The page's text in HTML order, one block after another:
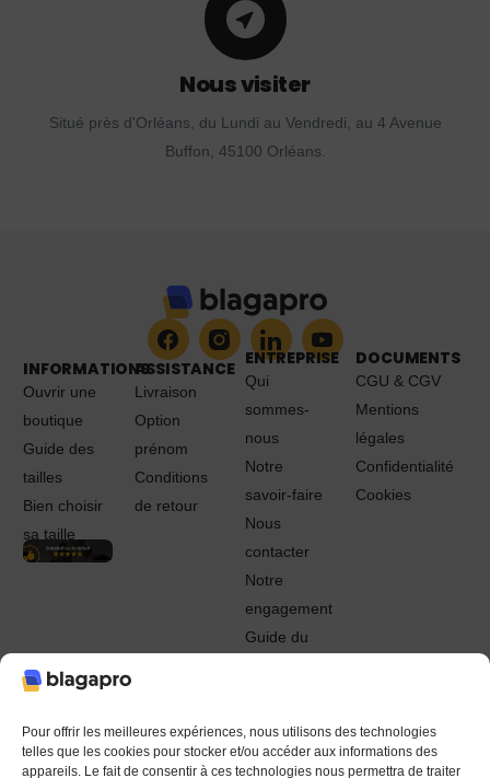
Pour offrir les meilleures expériences, nous utilisons des technologies
telles que les cookies pour stocker et/ou accéder aux informations des
appareils. Le fait de consentir à ces technologies nous permettra de traiter
Nous visiter
Situé près d'Orléans, du Lundi au Vendredi, au 4 Avenue
Buffon, 45100 Orléans.
INFORMATIONS
Ouvrir une
boutique
Guide des
tailles
Bien choisir
sa taille
ASSISTANCE
Livraison
Option
prénom
Conditions
de retour
ENTREPRISE
Qui
sommes-
nous
Notre
savoir-faire
Nous
contacter
Notre
engagement
Guide du
DOCUMENTS
CGU & CGV
Mentions
légales
Confidentialité
Cookies
© 2022 - 2024 Blagapro. Tous droits réservés. Textiles
personnalisés à Orléans